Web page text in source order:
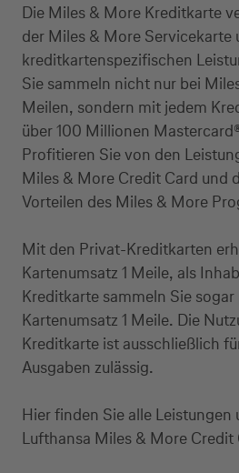
Kreditkarte
Die Miles & More Kreditkarte
der Miles & More Servicekarte
kreditkartenspezifischen
Sie sammeln nicht nur bei
Meilen, sondern mit jedem
über 100 Millionen
Profitieren Sie von den
Miles & More Credit Card und
Vorteilen des Miles & More
Mit den Privat-Kreditkarten
Kartenumsatz 1 Meile, als
Kreditkarte sammeln Sie sogar
Kartenumsatz 1 Meile. Die
Kreditkarte ist ausschließlich
Ausgaben zulässig.
Hier finden Sie alle Leistungen
Lufthansa Miles & More Credit